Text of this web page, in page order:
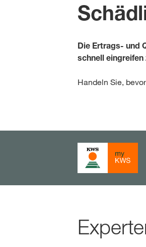
Die Ertrags- und
schnell eingreifen
Handeln Sie,